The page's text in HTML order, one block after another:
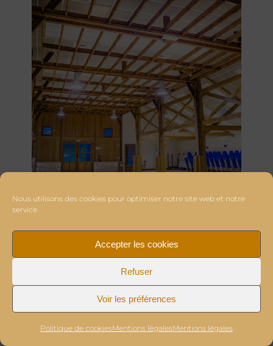
Nous utilisons des cookies pour optimiser notre site web et notre
service.
Accepter les cookies
Refuser
Voir les préférences
Politique de cookiesMentions légalesMentions légales